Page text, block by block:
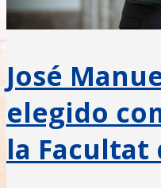
José
elegido
la Facultat